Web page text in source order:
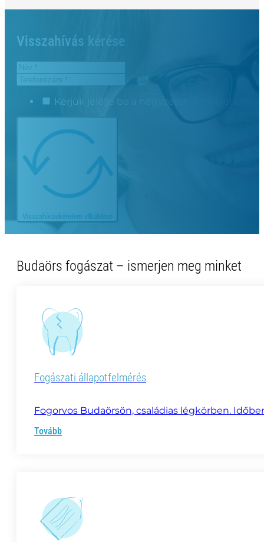
Visszahívás kérése
Kérjük jelölje be a négyzetet, amellyel
Visszahíváskérelem elküldése
Budaörs fogászat – ismerjen meg minket
Fogászati állapotfelmérés
Fogorvos Budaörsön, családias légkörben.
Tovább